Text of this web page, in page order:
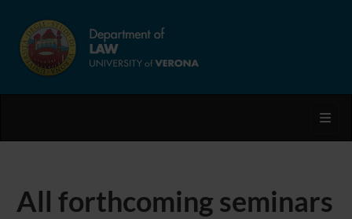
All forthcoming seminars